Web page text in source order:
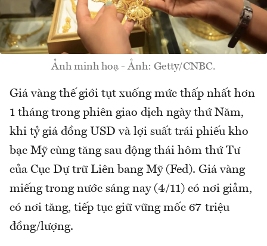
Ảnh minh hoạ - Ảnh: Getty/CNBC.
Giá vàng thế giới tụt xuống mức thấp nhất hơn
1 tháng trong phiên giao dịch ngày thứ Năm,
khi tỷ giá đồng USD và lợi suất trái phiếu kho
bạc Mỹ cùng tăng sau động thái hôm thứ Tư
của Cục Dự trữ Liên bang Mỹ (Fed). Giá vàng
miếng trong nước sáng nay (4/11) có nơi giảm,
có nơi tăng, tiếp tục giữ vững mốc 67 triệu
đồng/lượng.